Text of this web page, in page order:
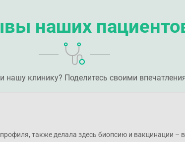
наших
нашу клинику? Поделитесь своими
также делала здесь биопсию и вакцинации –